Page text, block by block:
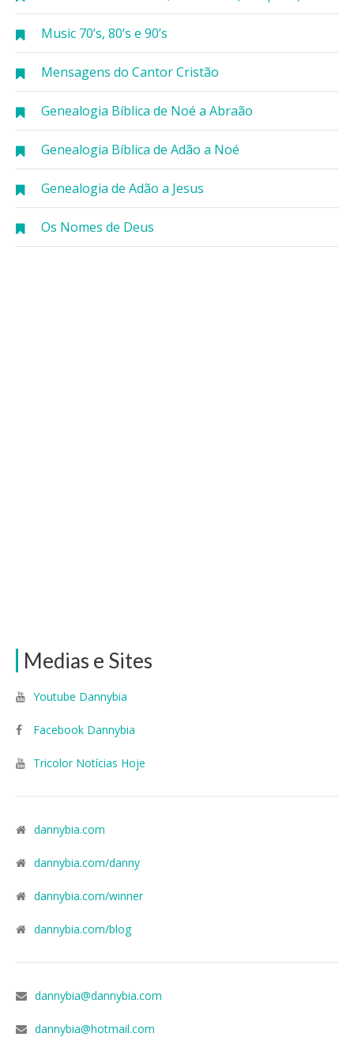
Music 70’s, 80’s e 90’s
Mensagens do Cantor Cristão
Genealogia Bíblica de Noé a Abraão
Genealogia Bíblica de Adão a Noé
Genealogia de Adão a Jesus
Os Nomes de Deus
Medias e Sites
Youtube Dannybia
Facebook Dannybia
Tricolor Notícias Hoje
dannybia.com
dannybia.com/danny
dannybia.com/winner
dannybia.com/blog
dannybia@dannybia.com
dannybia@hotmail.com